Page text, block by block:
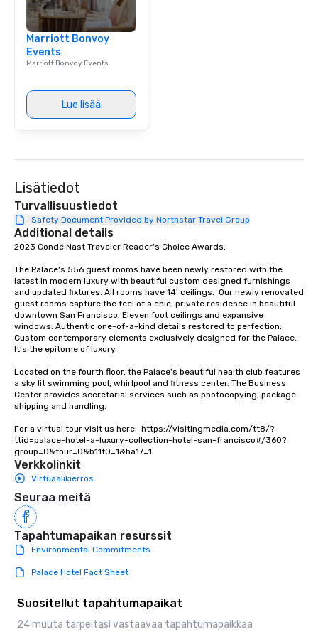
Our exclusive
right of you. Because
with different people
down at each venue
traverse along the
experiences not only
ways to network, but
groups, small or large.
experiences can
as 500 guests,
choice for any
allergies for anyone
Marriott Bonvoy
Events
Marriott Bonvoy Events
Lue lisää
Lisätiedot
Turvallisuustiedot
Safety Document Provided by Northstar Travel Group
Additional details
2023 Condé Nast Traveler Reader's Choice Awards.
The Palace's 556 guest rooms have been newly restored with the
latest in modern luxury with beautiful custom designed furnishings
and updated fixtures. All rooms have 14' ceilings.  Our newly renovated
guest rooms capture the feel of a chic, private residence in beautiful
downtown San Francisco. Eleven foot ceilings and expansive
windows. Authentic one-of-a-kind details restored to perfection.
Custom contemporary elements exclusively designed for the Palace.
It’s the epitome of luxury.
Located on the fourth floor, the Palace's beautiful health club features
a sky lit swimming pool, whirlpool and fitness center. The Business
Center provides secretarial services such as photocopying, package
shipping and handling.
For a virtual tour visit us here:  https://visitingmedia.com/tt8/?
ttid=palace-hotel-a-luxury-collection-hotel-san-francisco#/360?
group=0&tour=0&b11t0=1&ha17=1
Verkkolinkit
Virtuaalikierros
Seuraa meitä
Tapahtumapaikan resurssit
Environmental Commitments
Palace Hotel Fact Sheet
Suositellut tapahtumapaikat
24 muuta tarpeitasi vastaavaa tapahtumapaikkaa